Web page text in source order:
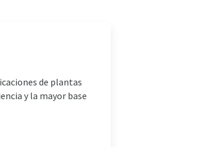
de plantas
y la mayor base